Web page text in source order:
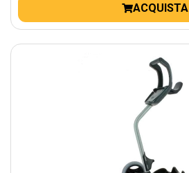
ACQUISTA